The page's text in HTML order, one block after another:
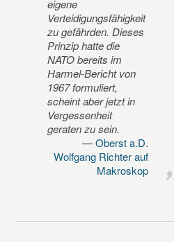
eigene
Verteidigungsfähigkeit
zu gefährden. Dieses
Prinzip hatte die
NATO bereits im
Harmel-Bericht von
1967 formuliert,
scheint aber jetzt in
Vergessenheit
geraten zu sein.
Oberst a.D.
Wolfgang Richter auf
Makroskop